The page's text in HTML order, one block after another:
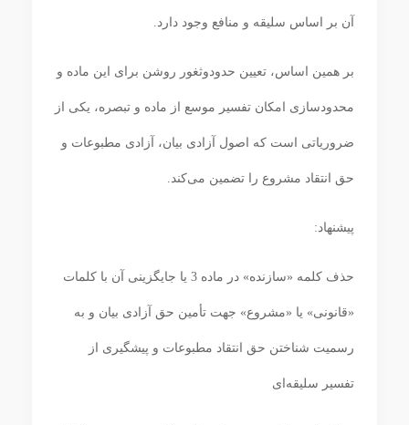
آن بر اساس سلیقه و منافع وجود دارد.
بر همین اساس، تعیین حدودوثغور روشن برای این ماده و
محدودسازی امکان تفسیر موسع از ماده و تبصره، یکی از
ضروریاتی است که اصول آزادی بیان، آزادی مطبوعات و
حق انتقاد مشروع را تضمین می‌کند.
پیشنهاد:
حذف کلمه «سازنده» در ماده 3 یا جایگزینی آن با کلمات
«قانونی» یا «مشروع» جهت تأمین حق آزادی بیان و به
رسمیت شناختن حق انتقاد مطبوعات و پیشگیری از
تفسیر سلیقه‌ای